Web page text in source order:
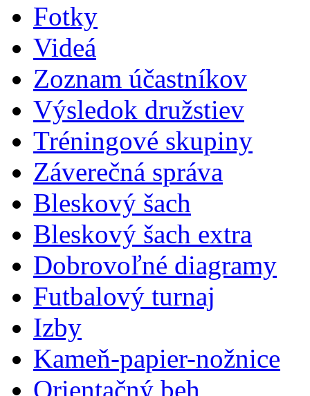
Fotky
Videá
Zoznam účastníkov
Výsledok družstiev
Tréningové skupiny
Záverečná správa
Bleskový šach
Bleskový šach extra
Dobrovoľné diagramy
Futbalový turnaj
Izby
Kameň-papier-nožnice
Orientačný beh